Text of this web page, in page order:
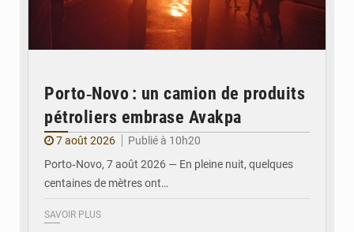
Porto‑Novo : un camion de produits
pétroliers embrase Avakpa
7 août 2026
Publié à 10h20
Porto‑Novo, 7 août 2026 — En pleine nuit, quelques
centaines de mètres ont…
SAVOIR PLUS